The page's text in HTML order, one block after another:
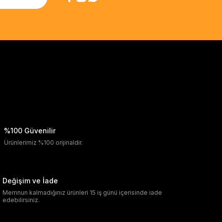
%100 Güvenilir
Ürünlerimiz %100 orijinaldir.
Değişim ve İade
Memnun kalmadığınız ürünleri 15 iş günü içerisinde iade
edebilirsiniz.